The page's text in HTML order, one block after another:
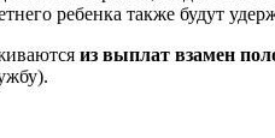
ребенка также будут
из выплат взамен